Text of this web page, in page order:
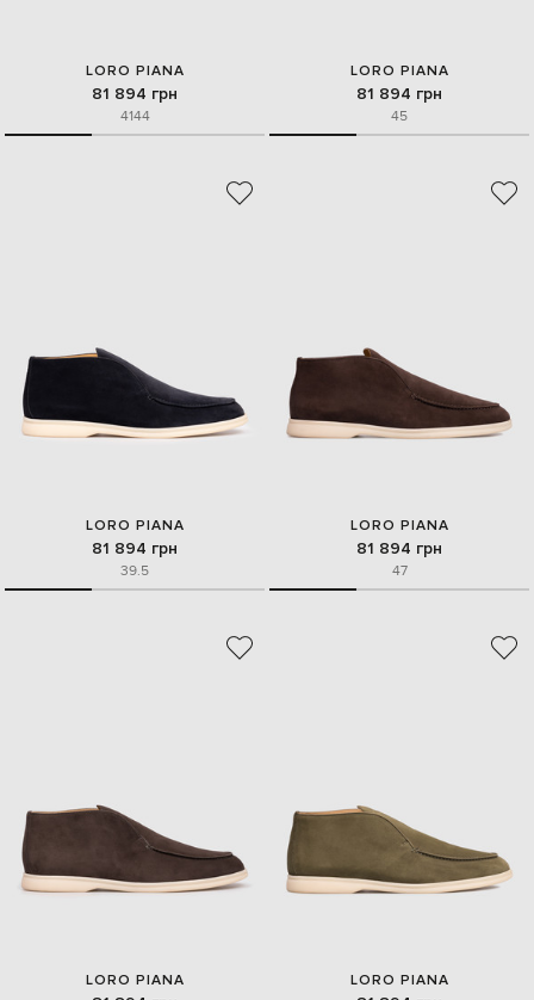
LORO PIANA
81 894 грн
4144
LORO PIANA
81 894 грн
45
LORO PIANA
81 894 грн
39.5
LORO PIANA
81 894 грн
47
LORO PIANA LORO PIANA